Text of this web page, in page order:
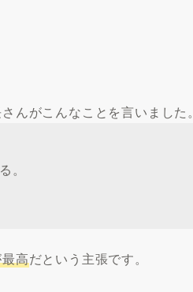
んがこんなことを言いました。
。
高だという主張です。